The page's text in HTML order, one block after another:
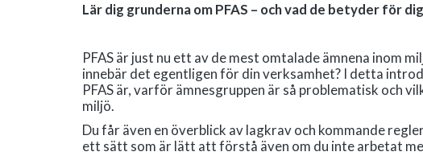
Lär dig grunderna om PFAS – och vad de betyder för dig
PFAS är just nu ett av de mest omtalade ämnena inom
innebär det egentligen för din verksamhet? I detta
PFAS är, varför ämnesgruppen är så problematisk och
miljö.
Du får även en överblick av lagkrav och kommande
ett sätt som är lätt att förstå även om du inte arbetat